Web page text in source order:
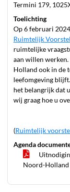
Termini 179,
Toelichting
Op 6 februari
Ruimtelijk Voorstel
ruimtelijke
aan willen
Holland ook in de
leefomgeving
het belangrijk dat
wij graag hoe u
(Ruimtelijk
Agenda
Noord-Holland